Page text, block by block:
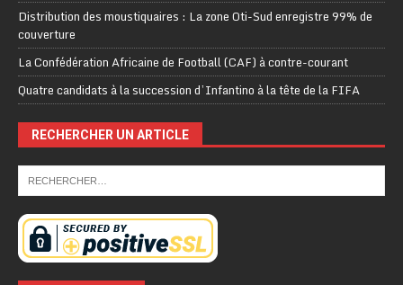
Distribution des moustiquaires : La zone Oti-Sud enregistre 99% de
couverture
La Confédération Africaine de Football (CAF) à contre-courant
Quatre candidats à la succession d’Infantino à la tête de la FIFA
RECHERCHER UN ARTICLE